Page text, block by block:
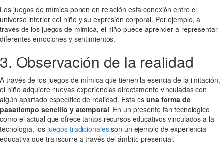
Los juegos de mímica ponen en relación esta conexión entre el
universo interior del niño y su expresión corporal. Por ejemplo, a
través de los juegos de mímica, el niño puede aprender a representar
diferentes emociones y sentimientos.
3. Observación de la realidad
A través de los juegos de mímica que tienen la esencia de la imitación,
el niño adquiere nuevas experiencias directamente vinculadas con
algún apartado específico de realidad. Esta es una forma de
pasatiempo sencillo y atemporal. En un presente tan tecnológico
como el actual que ofrece tantos recursos educativos vinculados a la
tecnología, los juegos tradicionales son un ejemplo de experiencia
educativa que transcurre a través del ámbito presencial.